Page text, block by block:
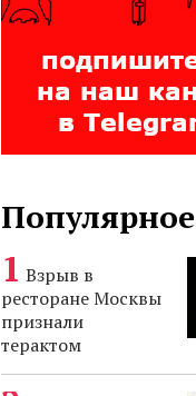
Популярное
Взрыв в
ресторане Москвы
признали
терактом